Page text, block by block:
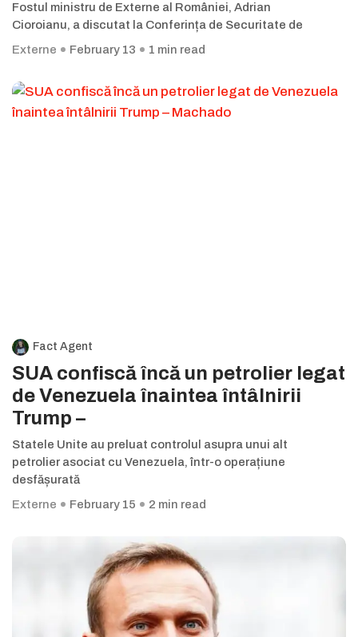
Fostul ministru de Externe al României, Adrian
Cioroianu, a discutat la Conferința de Securitate de
Externe
February 13 1 min read
Fact Agent
SUA confiscă încă un petrolier legat
de Venezuela înaintea întâlnirii
Trump –
Statele Unite au preluat controlul asupra unui alt
petrolier asociat cu Venezuela, într-o operațiune
desfășurată
Externe
February 15 2 min read